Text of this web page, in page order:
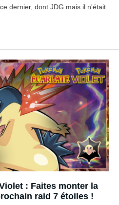
dernier, dont JDG mais il n'était
: Faites monter la
raid 7 étoiles !